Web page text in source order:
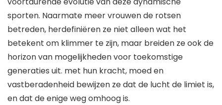
sporten. Naarmate meer vrouwen de rotsen
betreden, herdefiniëren ze niet alleen wat het
betekent om klimmer te zijn, maar breiden ze ook de
horizon van mogelijkheden voor toekomstige
generaties uit. met hun kracht, moed en
vastberadenheid bewijzen ze dat de lucht de limiet is,
en dat de enige weg omhoog is.